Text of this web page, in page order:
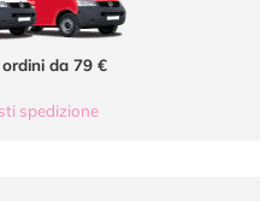
ordini da 79 €
spedizione